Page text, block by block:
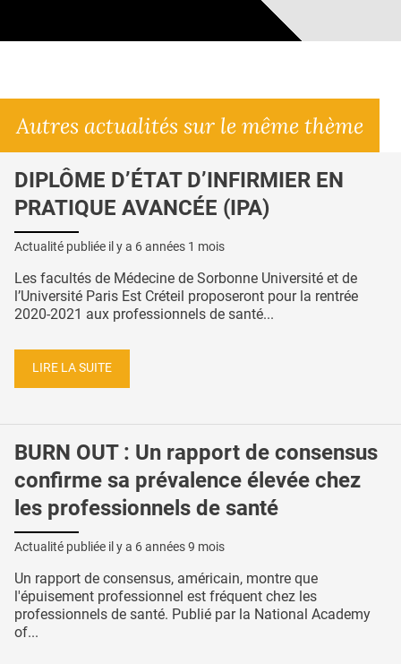
Autres actualités sur le même thème
DIPLÔME D’ÉTAT D’INFIRMIER EN
PRATIQUE AVANCÉE (IPA)
Actualité publiée il y a 6 années 1 mois
Les facultés de Médecine de Sorbonne Université et de
l’Université Paris Est Créteil proposeront pour la rentrée
2020-2021 aux professionnels de santé...
LIRE LA SUITE
BURN OUT : Un rapport de consensus
confirme sa prévalence élevée chez
les professionnels de santé
Actualité publiée il y a 6 années 9 mois
Un rapport de consensus, américain, montre que
l'épuisement professionnel est fréquent chez les
professionnels de santé. Publié par la National Academy
of...